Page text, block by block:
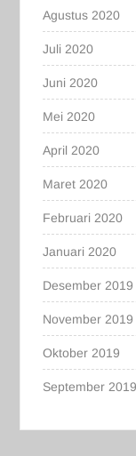
Agustus 2020
Juli 2020
Juni 2020
Mei 2020
April 2020
Maret 2020
Februari 2020
Januari 2020
Desember 2019
November 2019
Oktober 2019
September 2019